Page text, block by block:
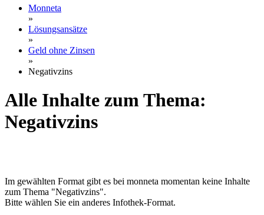
Monneta
»
Lösungsansätze
»
Geld ohne Zinsen
»
Negativzins
Alle Inhalte zum Thema:
Negativzins
Im gewählten Format gibt es bei monneta momentan keine Inhalte
zum Thema "Negativzins".
Bitte wählen Sie ein anderes Infothek-Format.